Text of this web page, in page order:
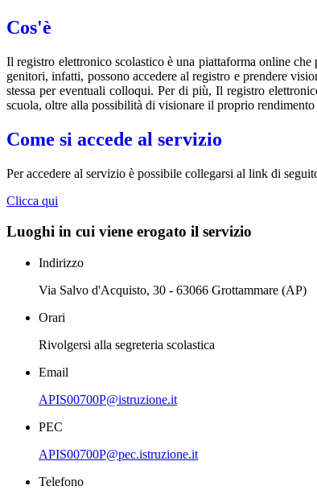
Cos'è
Il registro elettronico scolastico è una piattaforma online
genitori, infatti, possono accedere al registro e prendere
stessa per eventuali colloqui. Per di più, Il registro
scuola, oltre alla possibilità di visionare il proprio
Come si accede al servizio
Per accedere al servizio è possibile collegarsi al link di
Clicca qui
Luoghi in cui viene erogato il servizio
Indirizzo
Via Salvo d'Acquisto, 30 - 63066 Grottammare (AP)
Orari
Rivolgersi alla segreteria scolastica
Email
APIS00700P@istruzione.it
PEC
APIS00700P@pec.istruzione.it
Telefono